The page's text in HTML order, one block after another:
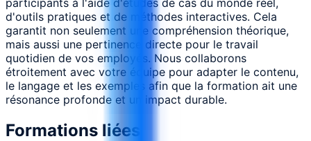
d'outils pratiques et de méthodes interactives. Cela
garantit non seulement une compréhension théorique,
mais aussi une pertinence directe pour le travail
quotidien de vos employés. Nous collaborons
étroitement avec votre équipe pour adapter le contenu,
le langage et les exemples afin que la formation ait une
résonance profonde et un impact durable.
Formations liées